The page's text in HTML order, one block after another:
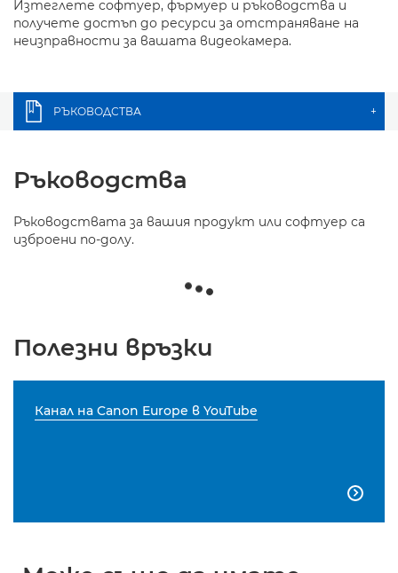
Изтеглете софтуер, фърмуер и ръководства и
получете достъп до ресурси за отстраняване на
неизправности за вашата видеокамера.
РЪКОВОДСТВА +
Ръководства
Ръководствата за вашия продукт или софтуер са
изброени по-долу.
Полезни връзки
Канал на Canon Europe в YouTube
